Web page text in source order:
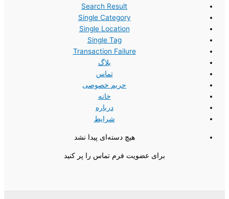
Search Result
Single Category
Single Location
Single Tag
Transaction Failure
بلاگ
تماس
حریم خصوصی
خانه
درباره
شرایط
هیچ دسته‌ای پیدا نشد
برای عضویت فرم تماس را پر کنید